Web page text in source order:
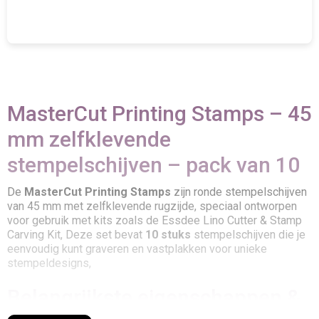
MasterCut Printing Stamps – 45
mm zelfklevende
stempelschijven – pack van 10
De MasterCut Printing Stamps zijn ronde stempelschijven
van 45 mm met zelfklevende rugzijde, speciaal ontworpen
voor gebruik met kits zoals de Essdee Lino Cutter & Stamp
Carving Kit, Deze set bevat 10 stuks stempelschijven die je
eenvoudig kunt graveren en vastplakken voor unieke
stempeldesigns,